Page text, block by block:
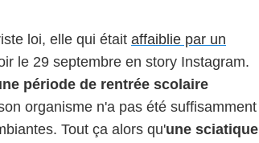
loi, elle qui était affaiblie par un
le 29 septembre en story Instagram.
période de rentrée scolaire
organisme n'a pas été suffisamment
Tout ça alors qu'une sciatique